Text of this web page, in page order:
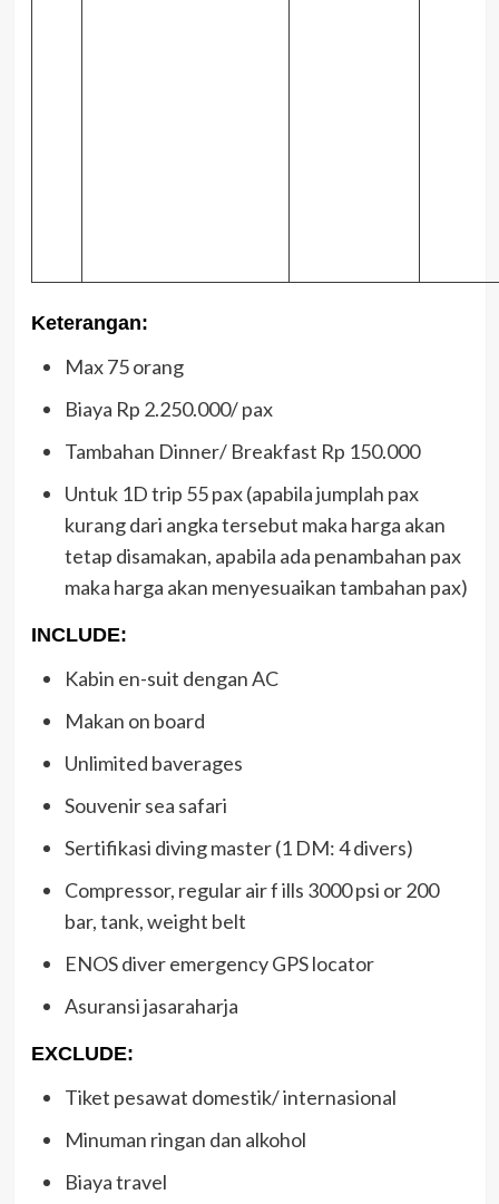
Keterangan:
Max 75 orang
Biaya Rp 2.250.000/ pax
Tambahan Dinner/ Breakfast Rp 150.000
Untuk 1D trip 55 pax (apabila jumplah pax
kurang dari angka tersebut maka harga akan
tetap disamakan, apabila ada penambahan pax
maka harga akan menyesuaikan tambahan pax)
INCLUDE:
Kabin en-suit dengan AC
Makan on board
Unlimited baverages
Souvenir sea safari
Sertifikasi diving master (1 DM: 4 divers)
Compressor, regular air f ills 3000 psi or 200
bar, tank, weight belt
ENOS diver emergency GPS locator
Asuransi jasaraharja
EXCLUDE:
Tiket pesawat domestik/ internasional
Minuman ringan dan alkohol
Biaya travel